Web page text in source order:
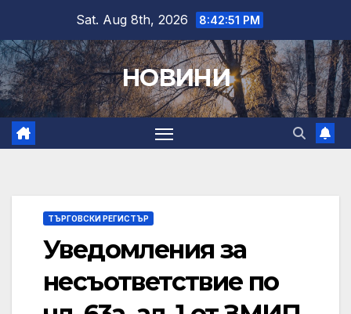
content
Sat. Aug 8th, 2026 8:42:51 PM
НОВИНИ
ТЪРГОВСКИ РЕГИСТЪР
Уведомления за
несъответствие по